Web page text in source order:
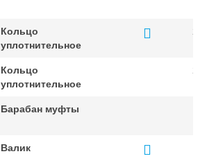
Кольцо
уплотнительное
2
Кольцо
уплотнительное
2
Барабан муфты
Валик